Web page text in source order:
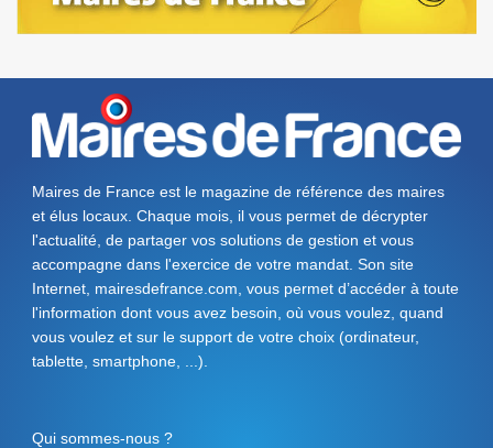
Maires de France est le magazine de référence des maires
et élus locaux. Chaque mois, il vous permet de décrypter
l'actualité, de partager vos solutions de gestion et vous
accompagne dans l'exercice de votre mandat. Son site
Internet, mairesdefrance.com, vous permet d’accéder à toute
l'information dont vous avez besoin, où vous voulez, quand
vous voulez et sur le support de votre choix (ordinateur,
tablette, smartphone, ...).
Qui sommes-nous ?